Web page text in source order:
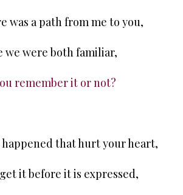
was a path from me to you,
we were both familiar,
remember it or not?
that hurt your heart,
it before it is expressed,